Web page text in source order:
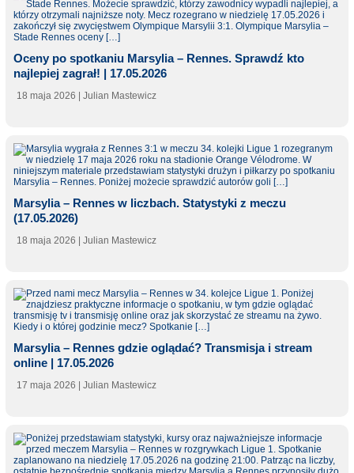
Oceny po spotkaniu Marsylia – Rennes. Sprawdź kto
najlepiej zagrał! | 17.05.2026
18 maja 2026 | Julian Mastewicz
Marsylia – Rennes w liczbach. Statystyki z meczu
(17.05.2026)
18 maja 2026 | Julian Mastewicz
Marsylia – Rennes gdzie oglądać? Transmisja i stream
online | 17.05.2026
17 maja 2026 | Julian Mastewicz